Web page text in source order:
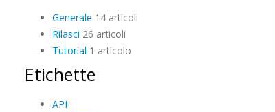
Generale 14 articoli
Rilasci 26 articoli
Tutorial 1 articolo
Etichette
API